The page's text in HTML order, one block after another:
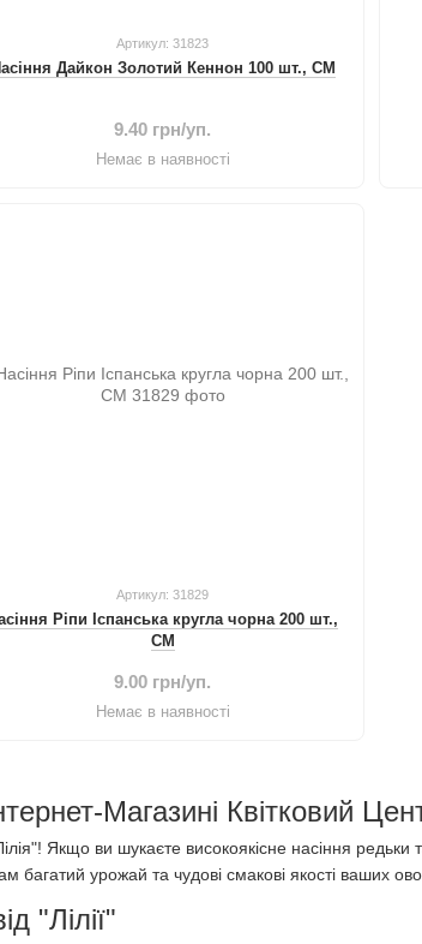
Магазині Квітковий
Якщо ви шукаєте високоякісне насіння редьки
урожай та чудові смакові якості ваших
"Лілії"
Артикул: 31823
Дайкон Золотий Кеннон 100 шт., СМ
9.40 грн/уп.
Немає в наявності
Артикул: 31829
Ріпи Іспанська кругла чорна 200 шт.,
СМ
9.00 грн/уп.
Немає в наявності